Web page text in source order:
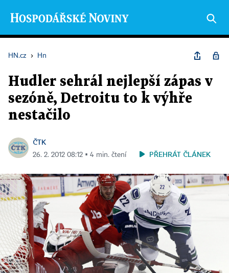
HN.cz › Hn
Hudler sehrál nejlepší zápas v
sezóně, Detroitu to k výhře
nestačilo
ČTK
26. 2. 2012 08:12 ▪ 4 min. čtení PŘEHRÁT ČLÁNEK